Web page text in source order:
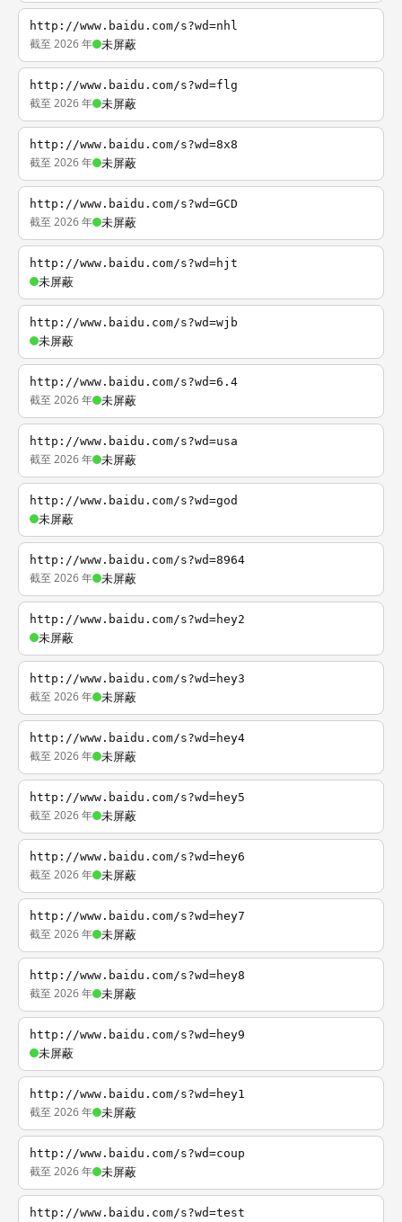
http://www.baidu.com/s?wd=nhl
截至 2026 年 未屏蔽
http://www.baidu.com/s?wd=flg
截至 2026 年 未屏蔽
http://www.baidu.com/s?wd=8x8
截至 2026 年 未屏蔽
http://www.baidu.com/s?wd=GCD
截至 2026 年 未屏蔽
http://www.baidu.com/s?wd=hjt
未屏蔽
http://www.baidu.com/s?wd=wjb
未屏蔽
http://www.baidu.com/s?wd=6.4
截至 2026 年 未屏蔽
http://www.baidu.com/s?wd=usa
截至 2026 年 未屏蔽
http://www.baidu.com/s?wd=god
未屏蔽
http://www.baidu.com/s?wd=8964
截至 2026 年 未屏蔽
http://www.baidu.com/s?wd=hey2
未屏蔽
http://www.baidu.com/s?wd=hey3
截至 2026 年 未屏蔽
http://www.baidu.com/s?wd=hey4
截至 2026 年 未屏蔽
http://www.baidu.com/s?wd=hey5
截至 2026 年 未屏蔽
http://www.baidu.com/s?wd=hey6
截至 2026 年 未屏蔽
http://www.baidu.com/s?wd=hey7
截至 2026 年 未屏蔽
http://www.baidu.com/s?wd=hey8
截至 2026 年 未屏蔽
http://www.baidu.com/s?wd=hey9
未屏蔽
http://www.baidu.com/s?wd=hey1
截至 2026 年 未屏蔽
http://www.baidu.com/s?wd=coup
截至 2026 年 未屏蔽
http://www.baidu.com/s?wd=test